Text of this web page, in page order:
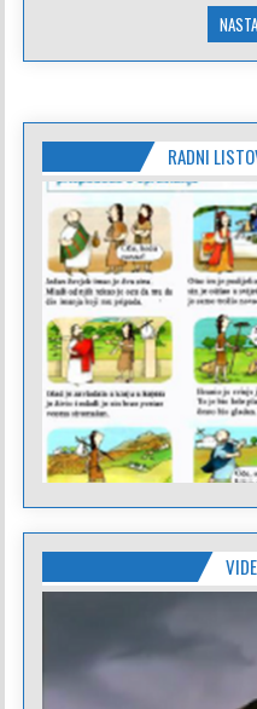
RADNI